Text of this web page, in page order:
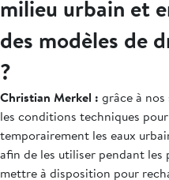
milieu urbain et
des modèles de
?
Christian Merkel : grâce à
les conditions techniques
temporairement les eaux
afin de les utiliser pendant les
mettre à disposition pour